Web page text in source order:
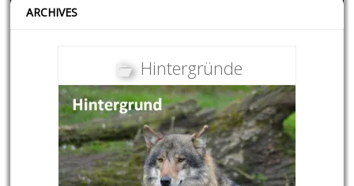
ARCHIVES
Hintergründe